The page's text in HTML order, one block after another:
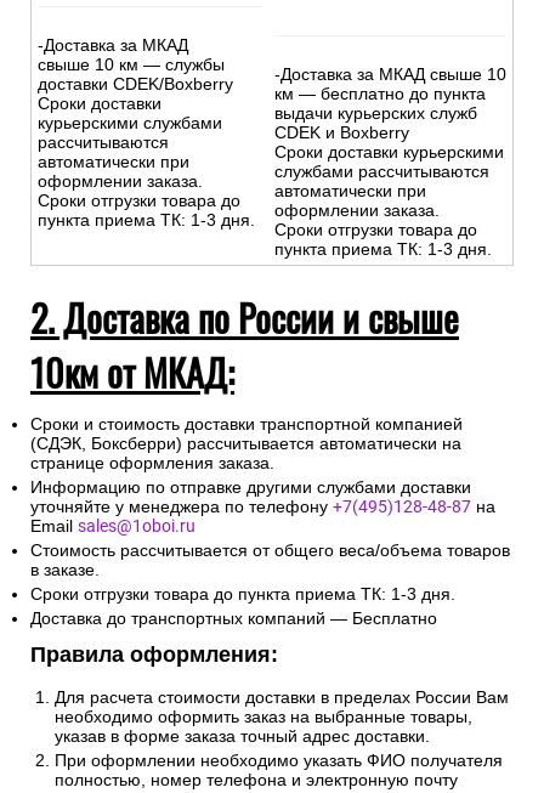
-Доставка за МКАД
свыше 10 км — службы
доставки CDEK/Boxberry
Сроки доставки
курьерскими службами
рассчитываются
автоматически при
оформлении заказа.
Сроки отгрузки товара до
пункта приема ТК: 1-3 дня.
-Доставка за МКАД свыше 10
км — бесплатно до пункта
выдачи курьерских служб
CDEK и Boxberry
Сроки доставки курьерскими
службами рассчитываются
автоматически при
оформлении заказа.
Сроки отгрузки товара до
пункта приема ТК: 1-3 дня.
2. Доставка по России и свыше
10км от МКАД:
Сроки и стоимость доставки транспортной компанией
(СДЭК, Боксберри) рассчитывается автоматически на
странице оформления заказа.
Информацию по отправке другими службами доставки
уточняйте у менеджера по телефону +7(495)128-48-87 на
Email sales@1oboi.ru
Стоимость рассчитывается от общего веса/объема товаров
в заказе.
Сроки отгрузки товара до пункта приема ТК: 1-3 дня.
Доставка до транспортных компаний — Бесплатно
Правила оформления:
Для расчета стоимости доставки в пределах России Вам
необходимо оформить заказ на выбранные товары,
указав в форме заказа точный адрес доставки.
При оформлении необходимо указать ФИО получателя
полностью, номер телефона и электронную почту